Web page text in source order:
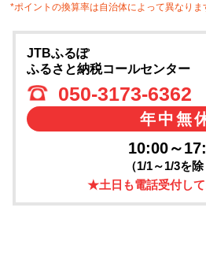
*ポイントの換算率は自治体によって異なりま
JTBふるぽ
ふるさと納税コールセンター
050-3173-6362
年中無
10:00～
（1/1～1/3を除
★土日も電話受付して